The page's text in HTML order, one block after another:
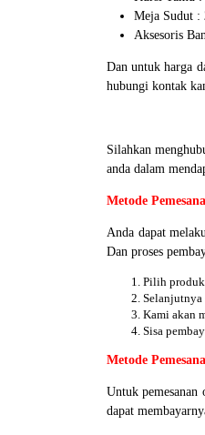
Meja Sudut :
Aksesoris
Dan untuk harga
hubungi kontak
Silahkan
anda dalam
Metode
Anda dapat
Dan proses
Pilih produk
Selanjutnya
Kami akan
Sisa
Metode
Untuk pemesanan
dapat